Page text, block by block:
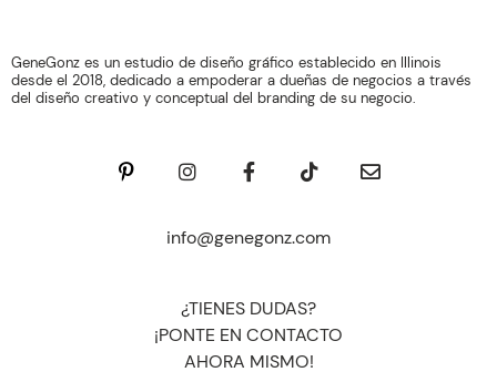
GeneGonz es un estudio de diseño gráfico establecido en Illinois
desde el 2018, dedicado a empoderar a dueñas de negocios a través
del diseño creativo y conceptual del branding de su negocio.
info@genegonz.com
¿TIENES DUDAS?
¡PONTE EN CONTACTO
AHORA MISMO!